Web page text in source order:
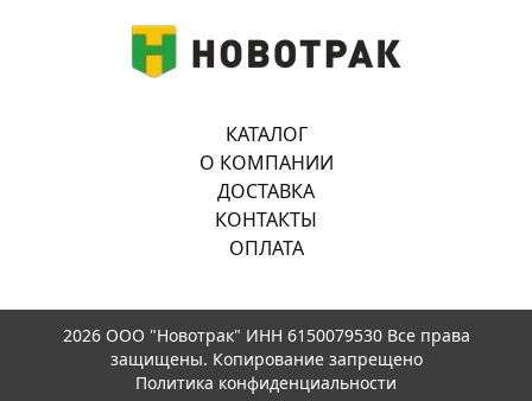
КАТАЛОГ
О КОМПАНИИ
ДОСТАВКА
КОНТАКТЫ
ОПЛАТА
2026 ООО "Новотрак" ИНН 6150079530 Все права
защищены. Копирование запрещено
Политика конфиденциальности